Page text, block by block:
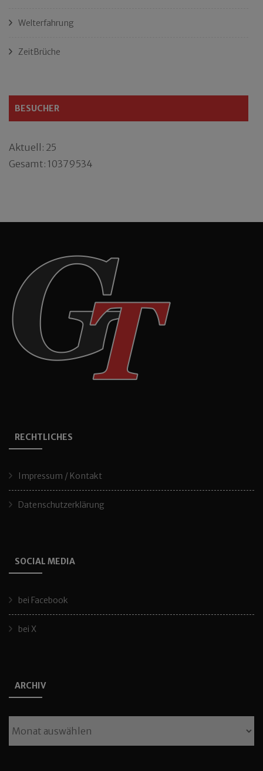
Welterfahrung
ZeitBrüche
BESUCHER
Aktuell: 25
Gesamt: 10379534
RECHTLICHES
Impressum / Kontakt
Datenschutzerklärung
SOCIAL MEDIA
bei Facebook
bei X
ARCHIV